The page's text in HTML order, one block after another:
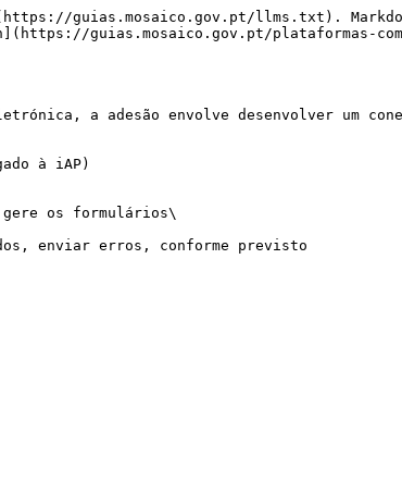
guias.mosaico.gov.pt/llms.txt).
guias.mosaico.gov.pt/plataformas-
a adesão envolve desenvolver um
à iAP)